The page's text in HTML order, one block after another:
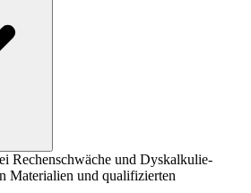
Rechenschwäche und Dyskalkulie-
Materialien und qualifizierten